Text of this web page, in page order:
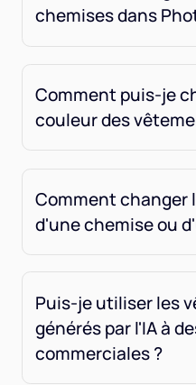
chemises dans
Comment puis-je
couleur des
Comment changer
d'une chemise ou
Puis-je utiliser les
générés par l'IA à
commerciales ?